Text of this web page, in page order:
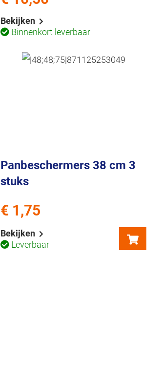
Bekijken
Binnenkort leverbaar
Panbeschermers 38 cm 3
stuks
Bekijken
Leverbaar
€ 1,75